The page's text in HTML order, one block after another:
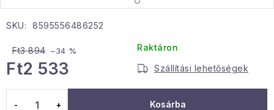
Szezonális kategóriák
Fekete Péntek
Karácsonyi esemény
SKU: 8595556486252
Ft3 894 –34 %
Ft2 533
Raktáron
Szállítási lehetőségek
Kosárba